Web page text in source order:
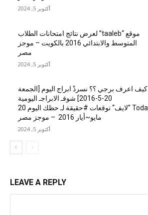
أكتوبر 5, 2024
موقع “taaleb” لعرض نتائج امتحانات الطلاب
المتوسط والابتدائي 2016 بالكويت – موجز
مصر
أكتوبر 5, 2024
كيف اعرف برجي ؟؟ نسردْ ابراج اليوم [الجمعة
20-5-2016] شوفـ الابراجـ اليومية
Today ”لايف“ توقعات #حقيقة لـ حظك اليوم 20
مايو~أيار 2016 – موجز مصر
أكتوبر 5, 2024
LEAVE A REPLY